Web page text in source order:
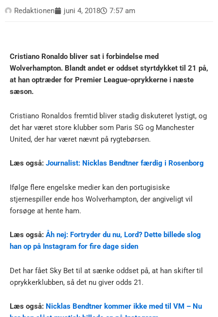
Redaktionen juni 4, 2018 7:57 am
Cristiano Ronaldo bliver sat i forbindelse med
Wolverhampton. Blandt andet er oddset styrtdykket til 21 på,
at han optræder for Premier League-oprykkerne i næste
sæson.
Cristiano Ronaldos fremtid bliver stadig diskuteret lystigt, og
det har været store klubber som Paris SG og Manchester
United, der har været nævnt på rygtebørsen.
Læs også: Journalist: Nicklas Bendtner færdig i Rosenborg
Ifølge flere engelske medier kan den portugisiske
stjernespiller ende hos Wolverhampton, der angiveligt vil
forsøge at hente ham.
Læs også: Åh nej: Fortryder du nu, Lord? Dette billede slog
han op på Instagram for fire dage siden
Det har fået Sky Bet til at sænke oddset på, at han skifter til
oprykkerklubben, så det nu giver odds 21.
Læs også: Nicklas Bendtner kommer ikke med til VM – Nu